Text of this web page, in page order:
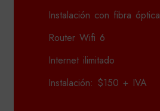
Instalación con fibra óptica
Router Wifi 6
Internet ilimitado
Instalación: $150 + IVA